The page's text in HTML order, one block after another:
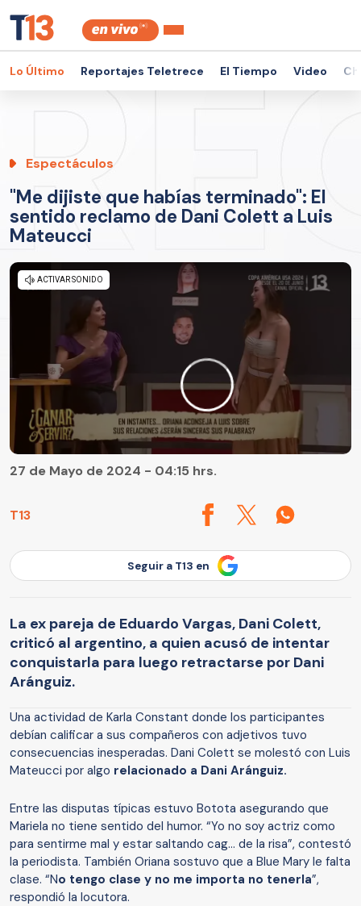
Lo Último Reportajes Teletrece El Tiempo Video
Espectáculos
"Me dijiste que habías terminado": El
sentido reclamo de Dani Colett a Luis
Mateucci
T13
27 de Mayo de 2024 - 04:15 hrs.
Seguir a T13 en
La ex pareja de Eduardo Vargas, Dani Colett,
criticó al argentino, a quien acusó de intentar
conquistarla para luego retractarse por Dani
Aránguiz.
Una actividad de Karla Constant donde los participantes
debían calificar a sus compañeros con adjetivos tuvo
consecuencias inesperadas. Dani Colett se molestó con Luis
Mateucci por algo relacionado a Dani Aránguiz.
Entre las disputas típicas estuvo Botota asegurando que
Mariela no tiene sentido del humor. “Yo no soy actriz como
para sentirme mal y estar saltando cag… de la risa”, contestó
la periodista. También Oriana sostuvo que a Blue Mary le falta
clase. “No tengo clase y no me importa no tenerla”,
respondió la locutora.